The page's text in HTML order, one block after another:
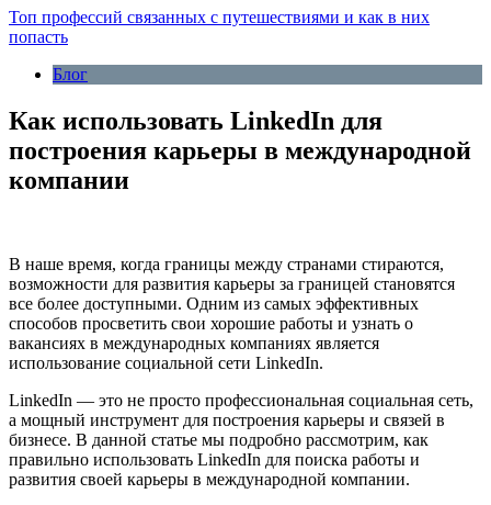
Топ профессий связанных с путешествиями и как в них
попасть
Блог
Как использовать LinkedIn для
построения карьеры в международной
компании
В наше время, когда границы между странами стираются,
возможности для развития карьеры за границей становятся
все более доступными. Одним из самых эффективных
способов просветить свои хорошие работы и узнать о
вакансиях в международных компаниях является
использование социальной сети LinkedIn.
LinkedIn — это не просто профессиональная социальная сеть,
а мощный инструмент для построения карьеры и связей в
бизнесе. В данной статье мы подробно рассмотрим, как
правильно использовать LinkedIn для поиска работы и
развития своей карьеры в международной компании.